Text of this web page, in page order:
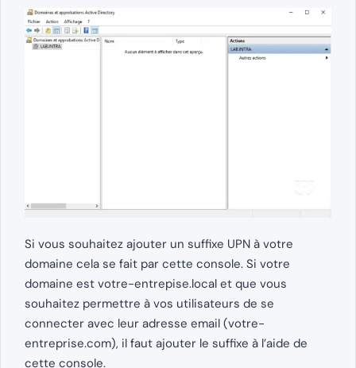
Si vous souhaitez ajouter un suffixe UPN à votre
domaine cela se fait par cette console. Si votre
domaine est votre-entrepise.local et que vous
souhaitez permettre à vos utilisateurs de se
connecter avec leur adresse email (votre-
entreprise.com), il faut ajouter le suffixe à l’aide de
cette console.